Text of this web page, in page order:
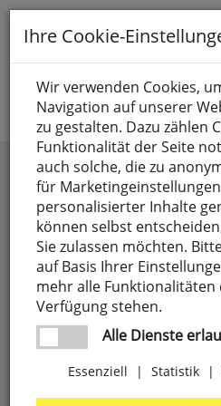
Toggle
Suche nach
Jetzt
Außensockelleuchten
Ihre Cookie-
Wir verwenden Cookies,
Navigation auf unserer
zu gestalten. Dazu zählen
Funktionalität der Seite
auch solche, die zu
für
personalisierter Inhalte
können selbst
Sie zulassen möchten.
auf Basis Ihrer
mehr alle Funktionalitäten
Verfügung stehen.
Alle Dienste
Essenziell | Statistik |